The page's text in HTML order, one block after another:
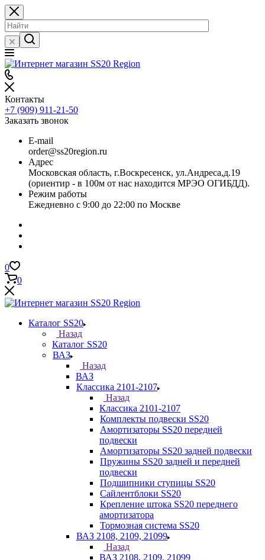
Контакты
+7 (909) 911-21-50
Заказать звонок
E-mail
order@ss20region.ru
Адрес
Московская область, г.Воскресенск, ул.Андреса,д.19
(ориентир - в 100м от нас находится МРЭО ОГИБДД).
Режим работы
Ежедневно с 9:00 до 22:00 по Москве
0
0
Каталог SS20
Назад
Каталог SS20
ВАЗ
Назад
ВАЗ
Классика 2101-2107
Назад
Классика 2101-2107
Комплекты подвески SS20
Амортизаторы SS20 передней
подвески
Амортизаторы SS20 задней подвески
Пружины SS20 задней и передней
подвески
Подшипники ступицы SS20
Сайлентблоки SS20
Крепление штока SS20 переднего
амортизатора
Тормозная система SS20
ВАЗ 2108, 2109, 21099
Назад
ВАЗ 2108, 2109, 21099